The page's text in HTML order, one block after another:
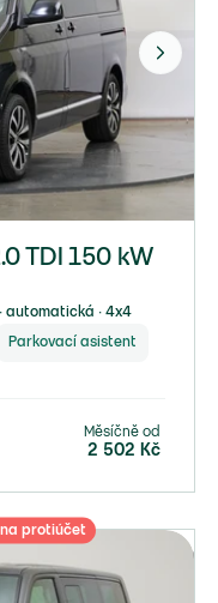
TDI 150 kW
automatická ∙ 4x4
Parkovací asistent
Měsíčně od
2 502 Kč
protiúčet